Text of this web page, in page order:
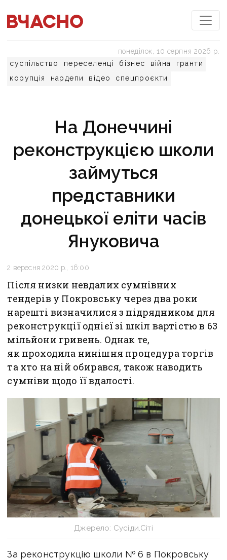
суспільство переселенці бізнес війна
гранти
корупція
нардепи відео спецпроєкти
понеділок, 10 серпня 2026 р.
На Донеччині
реконструкцією школи
займуться
представники
донецької еліти часів
Януковича
2 вересня 2020 р., 16:00
Після низки невдалих сумнівних
тендерів у Покровську через два роки
нарешті визначилися з підрядником для
реконструкції однієї зі шкіл вартістю в 63
мільйони гривень. Однак те,
як проходила нинішня процедура торгів
та хто на ній обирався, також наводить
сумніви щодо її вдалості.
Джерело: Сусіди.Сіті
За реконструкцію школи № 6 в Покровську